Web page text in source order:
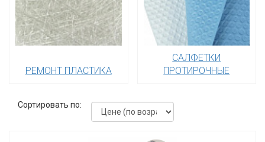
РЕМОНТ ПЛАСТИКА
САЛФЕТКИ
ПРОТИРОЧНЫЕ
Сортировать по: